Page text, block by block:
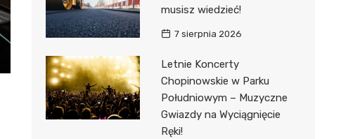
musisz wiedzieć!
7 sierpnia 2026
Letnie Koncerty
Chopinowskie w Parku
Południowym – Muzyczne
Gwiazdy na Wyciągnięcie
Ręki!